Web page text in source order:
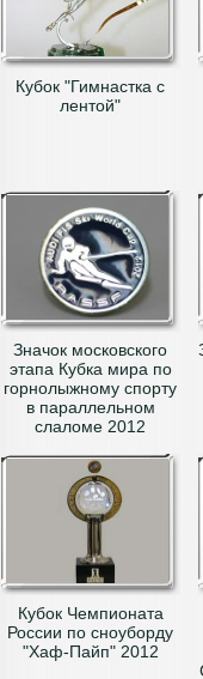
Кубок "Гимнастка с
лентой"
Значок московского
этапа Кубка мира по
горнолыжному спорту
в параллельном
слаломе 2012
Кубок Чемпионата
России по сноуборду
"Хаф-Пайп" 2012